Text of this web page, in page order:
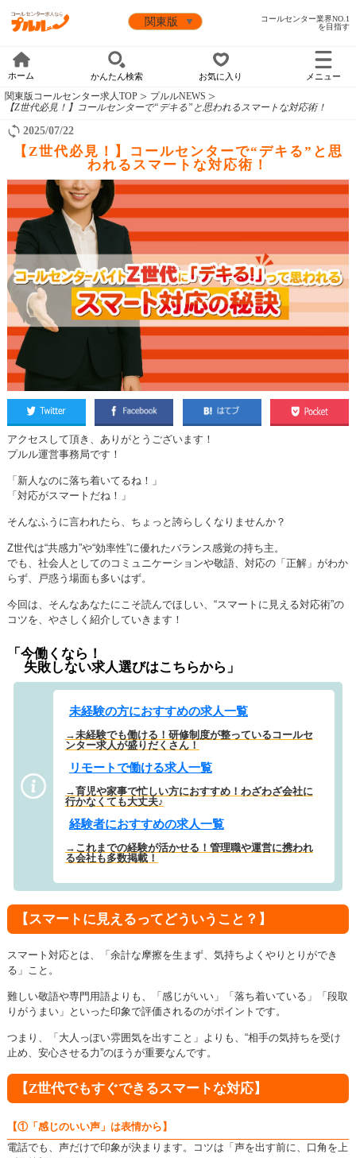
コールセンター業界NO.1
を目指す
ホーム かんたん検索 お気に入り メニュー
関東版コールセンター求人TOP
プルルNEWS
【Z世代必見！】コールセンターで“デキる”と思われるスマートな対応術！
2025/07/22
【Z世代必見！】コールセンターで“デキる”と思
われるスマートな対応術！
アクセスして頂き、ありがとうございます！
プルル運営事務局です！
「新人なのに落ち着いてるね！」
「対応がスマートだね！」
そんなふうに言われたら、ちょっと誇らしくなりませんか？
Z世代は“共感力”や“効率性”に優れたバランス感覚の持ち主。
でも、社会人としてのコミュニケーションや敬語、対応の「正解」がわか
らず、戸惑う場面も多いはず。
今回は、そんなあなたにこそ読んでほしい、 “スマートに見える対応術”の
コツを、やさしく紹介していきます！
「今働くなら！
失敗しない求人選びはこちらから」
未経験の方におすすめの求人一覧
→未経験でも働ける！研修制度が整っているコールセ
ンター求人が盛りだくさん！
リモートで働ける求人一覧
→育児や家事で忙しい方におすすめ！わざわざ会社に
行かなくても大丈夫♪
経験者におすすめの求人一覧
→これまでの経験が活かせる！管理職や運営に携われ
る会社も多数掲載！
【スマートに見えるってどういうこと？】
スマート対応とは、「余計な摩擦を生まず、気持ちよくやりとりができ
る」こと。
難しい敬語や専門用語よりも、「感じがいい」「落ち着いている」「段取
りがうまい」といった印象で評価されるのがポイントです。
つまり、「大人っぽい雰囲気を出すこと」よりも、 “相手の気持ちを受け
止め、安心させる力”のほうが重要なんです。
【Z世代でもすぐできるスマートな対応】
【①「感じのいい声」は表情から】
電話でも、声だけで印象が決まります。
コツは「声を出す前に、口角を上